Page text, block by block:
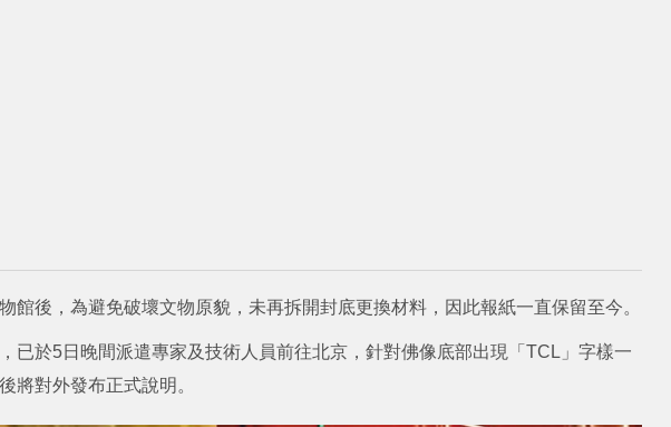
館後，為避免破壞文物原貌，未再拆開封底更換材料，因此報紙一直保留至今。
已於5日晚間派遣專家及技術人員前往北京，針對佛像底部出現「TCL」字樣一
將對外發布正式說明。